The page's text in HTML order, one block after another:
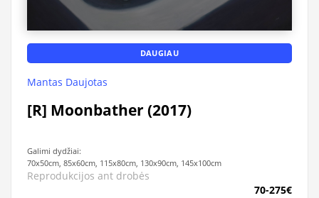
DAUGIAU
Mantas Daujotas
[R] Moonbather (2017)
Galimi dydžiai:
70x50cm, 85x60cm, 115x80cm, 130x90cm, 145x100cm
Reprodukcijos ant drobės
70-275€